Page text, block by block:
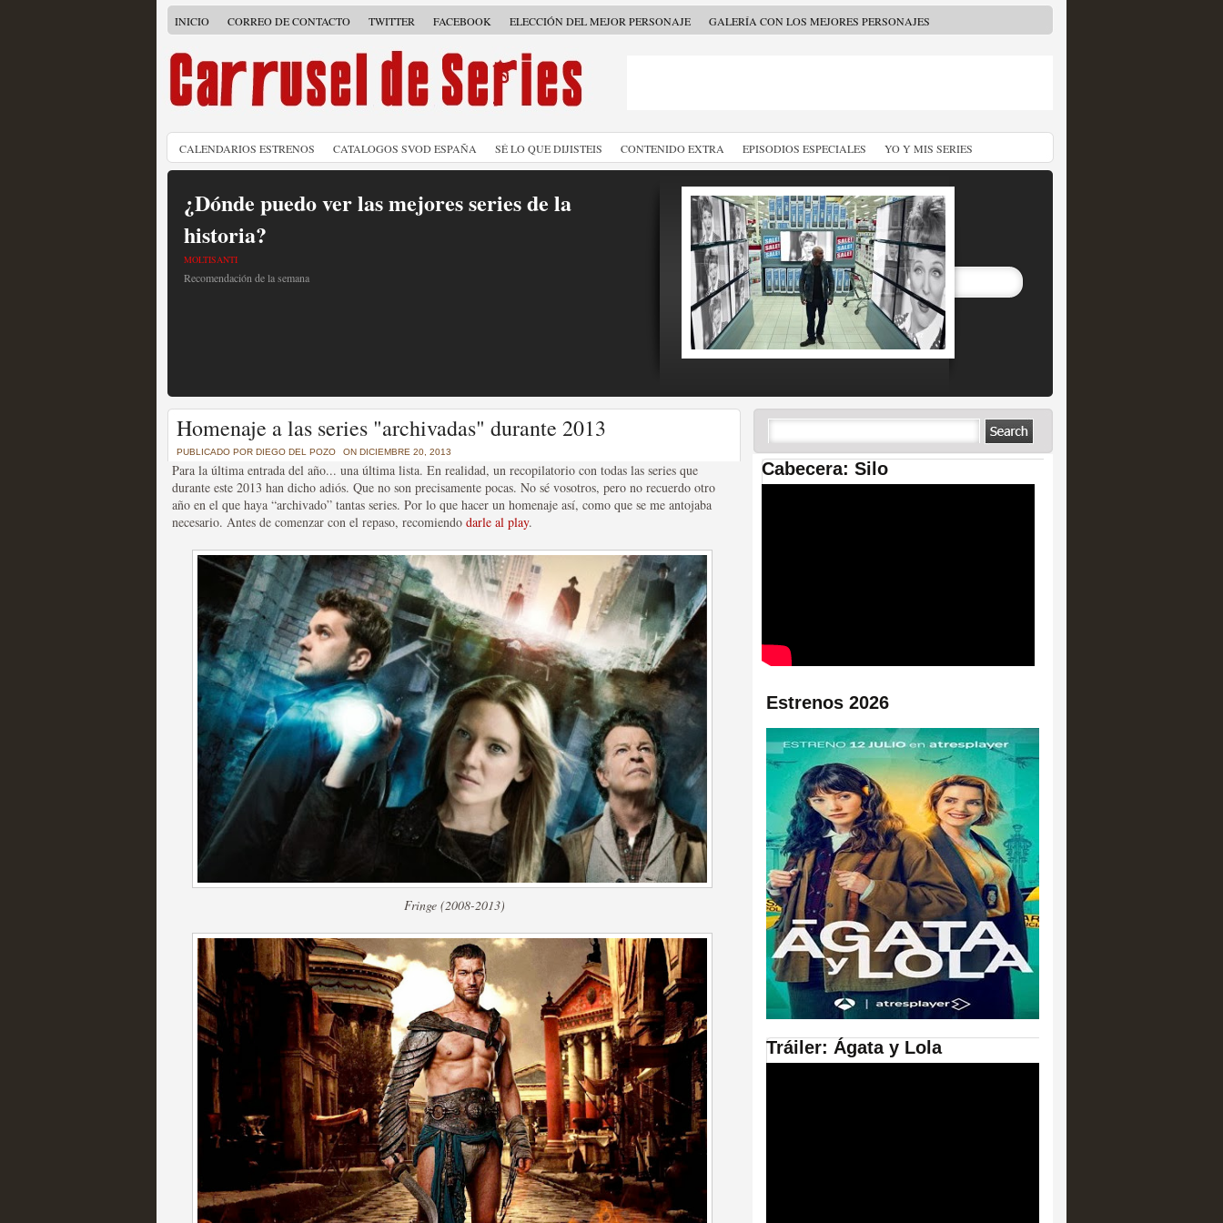
INICIO CORREO DE CONTACTO TWITTER FACEBOOK ELECCIÓN DEL MEJOR PERSONAJE GALERÍA CON LOS MEJORES PERSONAJES
CALENDARIOS ESTRENOS CATALOGOS SVOD ESPAÑA SÉ LO QUE DIJISTEIS CONTENIDO EXTRA EPISODIOS ESPECIALES YO Y MIS SERIES
¿Dónde puedo ver las mejores series de la
historia?
MOLTISANTI
Recomendación de la semana
Un recorrido por todas las temporadas de Game
of Thrones a través de sus mejores tráilers
MOLTISANTI
Recomendación de la semana
La burbuja de los jugadores de la ficción
original
MOLTISANTI
Recomendación de la semana
Las series disponibles en las plataformas SVOD
tienen fecha de caducidad
Recomendación de la semana
La barrera de las 500 series al año se superará
desde Silicon Valley
MOLTISANTI
Recomendación de la semana
Homenaje a las series "archivadas" durante 2013
PUBLICADO POR DIEGO DEL POZO ON DICIEMBRE 20, 2013
Para la última entrada del año... una última lista. En realidad, un recopilatorio con todas las series que
durante este 2013 han dicho adiós. Que no son precisamente pocas. No sé vosotros, pero no recuerdo otro
año en el que haya “archivado” tantas series. Por lo que hacer un homenaje así, como que se me antojaba
necesario. Antes de comenzar con el repaso, recomiendo darle al play.
Fringe (2008-2013)
Cabecera: Silo
Estrenos 2026
Tráiler: Ágata y Lola